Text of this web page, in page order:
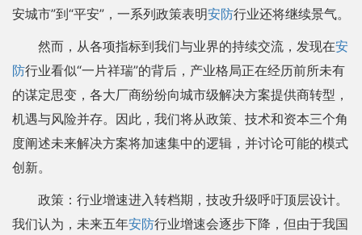
安城市”到“平安”，一系列政策表明安防行业还将继续景气。
然而，从各项指标到我们与业界的持续交流，发现在安
防行业看似“一片祥瑞”的背后，产业格局正在经历前所未有
的谋定思变，各大厂商纷纷向城市级解决方案提供商转型，
机遇与风险并存。因此，我们将从政策、技术和资本三个角
度阐述未来解决方案将加速集中的逻辑，并讨论可能的模式
创新。
政策：行业增速进入转档期，技改升级呼吁顶层设计。
我们认为，未来五年安防行业增速会逐步下降，但由于我国